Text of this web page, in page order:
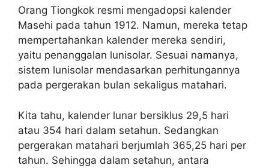
Orang Tiongkok resmi mengadopsi kalender
Masehi pada tahun 1912. Namun, mereka tetap
mempertahankan kalender mereka sendiri,
yaitu penanggalan lunisolar. Sesuai namanya,
sistem lunisolar mendasarkan perhitungannya
pada pergerakan bulan sekaligus matahari.
Kita tahu, kalender lunar bersiklus 29,5 hari
atau 354 hari dalam setahun. Sedangkan
pergerakan matahari berjumlah 365,25 hari per
tahun. Sehingga dalam setahun, antara